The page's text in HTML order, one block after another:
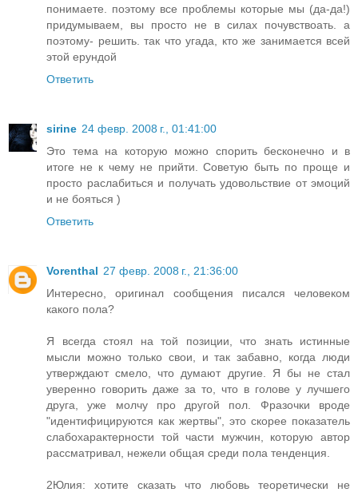
понимаете. поэтому все проблемы которые мы (да-да!)
придумываем, вы просто не в силах почувствоать. а
поэтому- решить. так что угада, кто же занимается всей
этой ерундой
Ответить
sirine 24 февр. 2008 г., 01:41:00
Это тема на которую можно спорить бесконечно и в
итоге не к чему не прийти. Советую быть по проще и
просто раслабиться и получать удовольствие от эмоций
и не бояться )
Ответить
Vorenthal 27 февр. 2008 г., 21:36:00
Интересно, оригинал сообщения писался человеком
какого пола?
Я всегда стоял на той позиции, что знать истинные
мысли можно только свои, и так забавно, когда люди
утверждают смело, что думают другие. Я бы не стал
уверенно говорить даже за то, что в голове у лучшего
друга, уже молчу про другой пол. Фразочки вроде
"идентифицируются как жертвы", это скорее показатель
слабохарактерности той части мужчин, которую автор
рассматривал, нежели общая среди пола тенденция.
2Юлия: хотите сказать что любовь теоретически не